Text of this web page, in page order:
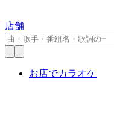
店舗
お店でカラオケ